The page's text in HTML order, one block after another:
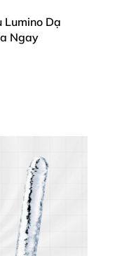
Lumino Dạ
Ngay